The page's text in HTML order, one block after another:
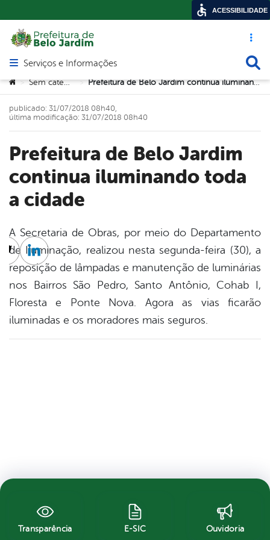
Acesso
Abrir menu principal de navegação
Serviços e Informações
Você está aqui:
> Sem categoria > Prefeitura de Belo Jardim continua iluminando toda a cidade
Prefeitura de Belo Jardim
continua iluminando toda
a cidade
publicado: 31/07/2018 08h40,
última modificação: 31/07/2018 08h40
A Secretaria de Obras, por meio do Departamento
de Iluminação, realizou nesta segunda-feira (30), a
reposição de lâmpadas e manutenção de luminárias
nos Bairros São Pedro, Santo Antônio, Cohab I,
Floresta e Ponte Nova. Agora as vias ficarão
iluminadas e os moradores mais seguros.
Twitter
Linkedin
Transparência E-SIC Ouvidoria
ACESSIBILIDADE